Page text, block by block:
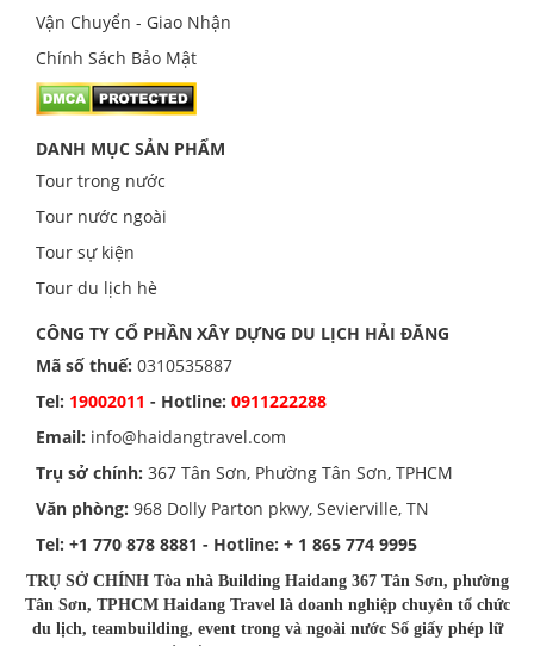
Vận Chuyển - Giao Nhận
Chính Sách Bảo Mật
DANH MỤC SẢN PHẨM
Tour trong nước
Tour nước ngoài
Tour sự kiện
Tour du lịch hè
CÔNG TY CỔ PHẦN XÂY DỰNG DU LỊCH HẢI ĐĂNG
Mã số thuế: 0310535887
Tel: 19002011 - Hotline: 0911222288
Email: info@haidangtravel.com
Trụ sở chính: 367 Tân Sơn, Phường Tân Sơn, TPHCM
Văn phòng: 968 Dolly Parton pkwy, Sevierville, TN
Tel: +1 770 878 8881 - Hotline: + 1 865 774 9995
TRỤ SỞ CHÍNH Tòa nhà Building Haidang 367 Tân Sơn, phường
Tân Sơn, TPHCM Haidang Travel là doanh nghiệp chuyên tổ chức
du lịch, teambuilding, event trong và ngoài nước Số giấy phép lữ